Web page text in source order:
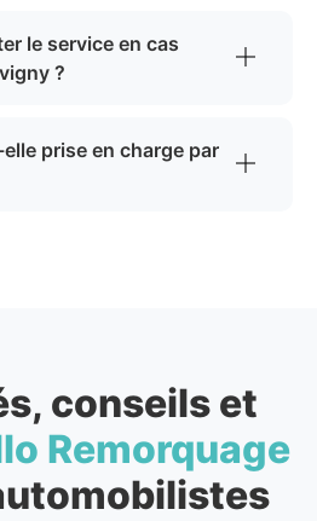
le service en cas
?
prise en charge par
conseils et
Remorquage